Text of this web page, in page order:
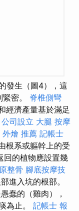
發生（圖4），這
密。 脊椎側彎
經濟產量基於滿足
公司設立 大腿 按摩
外燴 推薦 記帳士
根系或軀幹上的受
回的植物應設置幾
整骨 腳底按摩技
進入坑的根部。
蠢的（雞肉），
為止。 記帳士 報